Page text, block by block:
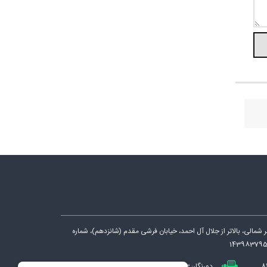
شمالی، بالاتر از جلال آل احمد، خيابان فرشی مقدم (شانزدهم)، شماره